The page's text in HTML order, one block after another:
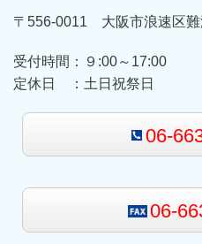
〒556-0011 大阪市浪速区難
受付時間：
９:00～17:00
定休日 ： 土日祝祭日
06-
06-